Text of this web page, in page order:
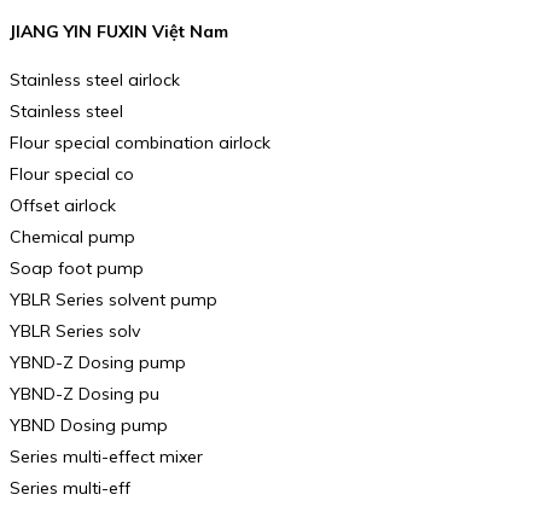
JIANG YIN FUXIN Việt Nam
Stainless steel airlock
Stainless steel
Flour special combination airlock
Flour special co
Offset airlock
Chemical pump
Soap foot pump
YBLR Series solvent pump
YBLR Series solv
YBND-Z Dosing pump
YBND-Z Dosing pu
YBND Dosing pump
Series multi-effect mixer
Series multi-eff